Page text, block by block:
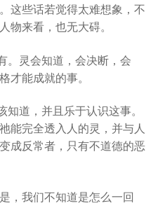
这些话若觉得太难想象，不
物来看，也无大碍。
。灵会知道，会决断，会
才能成就的事。
道，并且乐于认识这事。
能完全透入人的灵，并与人
成反常者，只有不道德的恶
，我们不知道是怎么一回